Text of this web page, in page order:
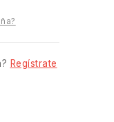
Regístrate